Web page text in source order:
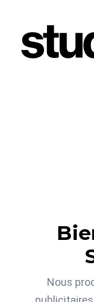
content
Nous